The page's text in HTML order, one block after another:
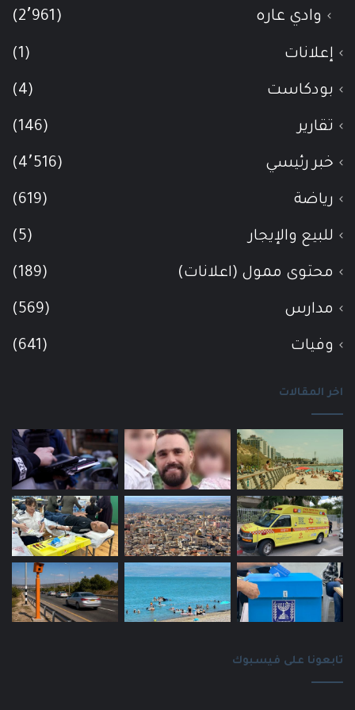
وادي عاره (2٬961)
إعلانات (1)
بودكاست (4)
تقارير (146)
خبر رئيسي (4٬516)
رياضة (619)
للبيع والإيجار (5)
محتوى ممول (اعلانات) (189)
مدارس (569)
وفيات (641)
اخر المقالات
تابعونا على فيسبوك